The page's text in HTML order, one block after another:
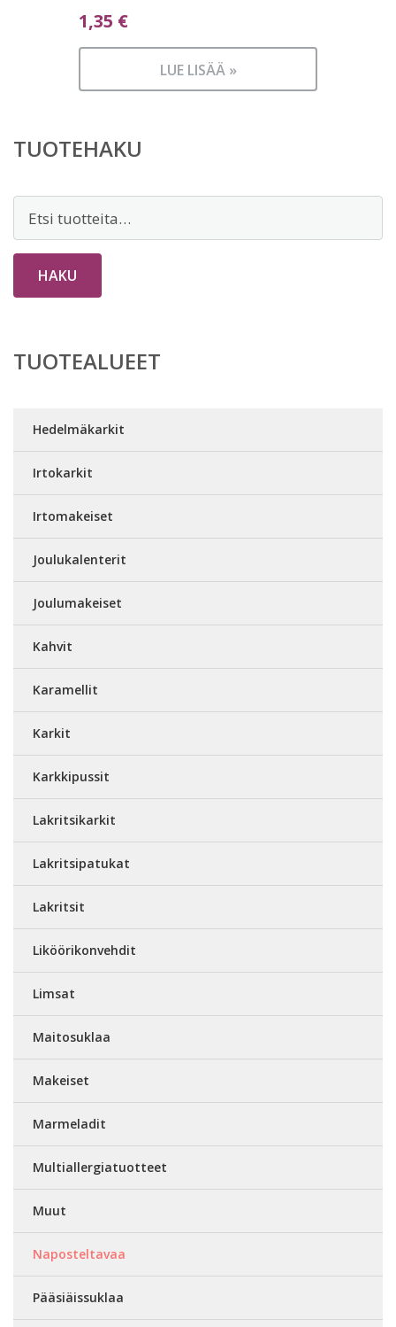
1,35 €
LUE LISÄÄ »
TUOTEHAKU
HAKU
TUOTEALUEET
Hedelmäkarkit
Irtokarkit
Irtomakeiset
Joulukalenterit
Joulumakeiset
Kahvit
Karamellit
Karkit
Karkkipussit
Lakritsikarkit
Lakritsipatukat
Lakritsit
Liköörikonvehdit
Limsat
Maitosuklaa
Makeiset
Marmeladit
Multiallergiatuotteet
Muut
Naposteltavaa
Pääsiäissuklaa